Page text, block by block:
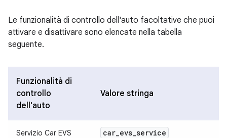
Le funzionalità di controllo dell'auto facoltative che puoi
attivare e disattivare sono elencate nella tabella
seguente.
Funzionalità di
controllo
dell'auto
Valore stringa
Servizio Car EVS car_evs_service